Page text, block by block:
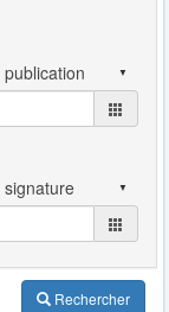
Rechercher